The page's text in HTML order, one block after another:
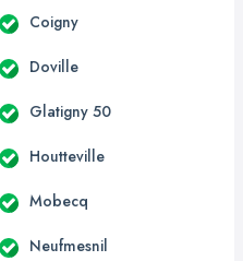
Coigny
Doville
Glatigny 50
Houtteville
Mobecq
Neufmesnil